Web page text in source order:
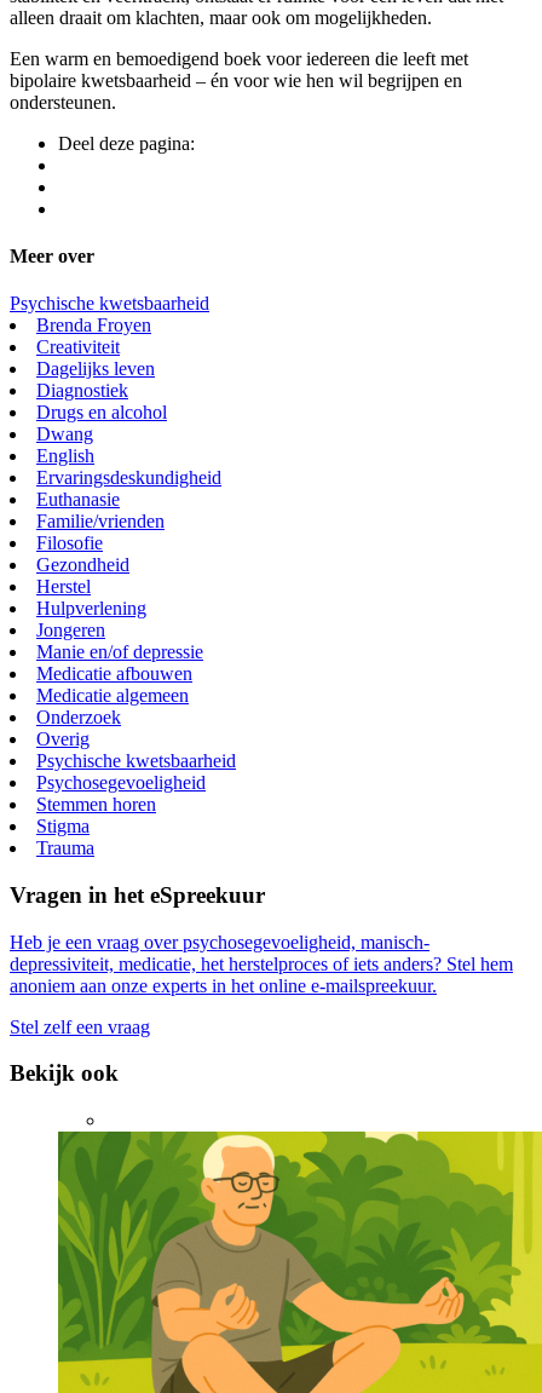
alleen draait om klachten, maar ook om mogelijkheden.
Een warm en bemoedigend boek voor iedereen die leeft met
bipolaire kwetsbaarheid – én voor wie hen wil begrijpen en
ondersteunen.
Deel deze pagina:
Meer over
Psychische kwetsbaarheid
Brenda Froyen
Creativiteit
Dagelijks leven
Diagnostiek
Drugs en alcohol
Dwang
English
Ervaringsdeskundigheid
Euthanasie
Familie/vrienden
Filosofie
Gezondheid
Herstel
Hulpverlening
Jongeren
Manie en/of depressie
Medicatie afbouwen
Medicatie algemeen
Onderzoek
Overig
Psychische kwetsbaarheid
Psychosegevoeligheid
Stemmen horen
Stigma
Trauma
Vragen in het eSpreekuur
Heb je een vraag over psychosegevoeligheid, manisch-
depressiviteit, medicatie, het herstelproces of iets anders? Stel hem
anoniem aan onze experts in het online e-mailspreekuur.
Stel zelf een vraag
Bekijk ook